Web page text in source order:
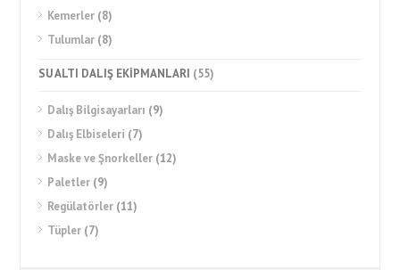
Kemerler (8)
Tulumlar (8)
SU ALTI DALIŞ EKİPMANLARI (55)
Dalış Bilgisayarları (9)
Dalış Elbiseleri (7)
Maske ve Şnorkeller (12)
Paletler (9)
Regülatörler (11)
Tüpler (7)